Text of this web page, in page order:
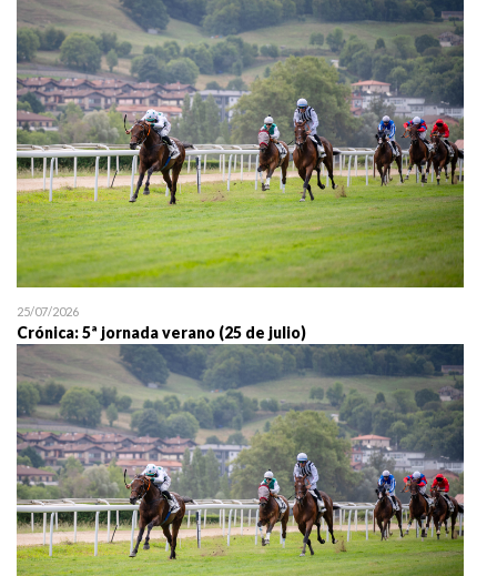
25/07/2026
Crónica: 5ª jornada verano (25 de julio)